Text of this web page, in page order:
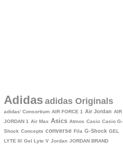
Adidas adidas Originals
adidas' Consortium AIR FORCE 1 Air Jordan AIR
JORDAN 1 Air Max Asics Atmos Casio Casio G-
Shock Concepts converse Fila G-Shock GEL
LYTE III Gel Lyte V Jordan JORDAN BRAND